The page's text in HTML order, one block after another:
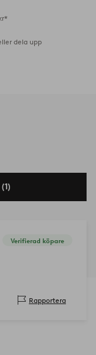
dela upp
Verifierad köpare
Rapportera